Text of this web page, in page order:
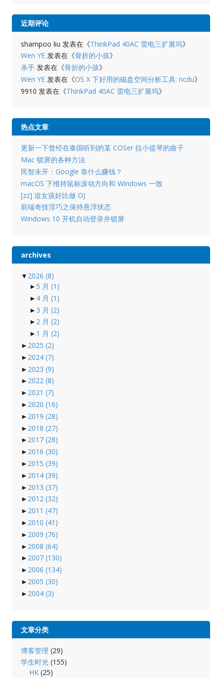
近期评论
shampoo liu 发表在《ThinkPad 40AC 雷电三扩展坞》
Wen YE发表在《骨折的小孩》
杀手发表在《骨折的小孩》
Wen YE发表在《OS X 下好用的磁盘空间分析工具: ncdu》
9910 发表在《ThinkPad 40AC 雷电三扩展坞》
热点文章
更新一下曾经在泰国听到的某 COSer 拉小提琴的曲子
Mac 锁屏的各种方法
民智未开：Google 靠什么赚钱？
macOS 下维持鼠标滚动方向和 Windows 一致
[zz] 追女孩好比做 OJ
前端奇技淫巧之保持悬浮状态
Windows 10 开机自动登录并锁屏
archives
▼ 2026 (8)
► 5 月 (1)
► 4 月 (1)
► 3 月 (2)
► 2 月 (2)
► 1 月 (2)
► 2025 (2)
► 2024 (7)
► 2023 (9)
► 2022 (8)
► 2021 (7)
► 2020 (16)
► 2019 (28)
► 2018 (27)
► 2017 (28)
► 2016 (30)
► 2015 (39)
► 2014 (39)
► 2013 (37)
► 2012 (32)
► 2011 (47)
► 2010 (41)
► 2009 (76)
► 2008 (64)
► 2007 (130)
► 2006 (134)
► 2005 (30)
► 2004 (3)
文章分类
博客管理 (29)
学生时光(155)
HK (25)